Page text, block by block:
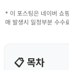
📋 목차